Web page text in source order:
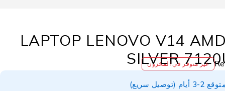
LAPTOP LENOVO V14
SILVER
غير متوفر في المخزون
سريع)